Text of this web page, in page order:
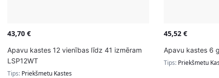
43,70 €
Apavu kastes 12 vienības līdz 41 izmēram
LSP12WT
Tips: Priekšmetu Kastes
45,52 €
Apavu kastes 6
Tips: Priekšmetu